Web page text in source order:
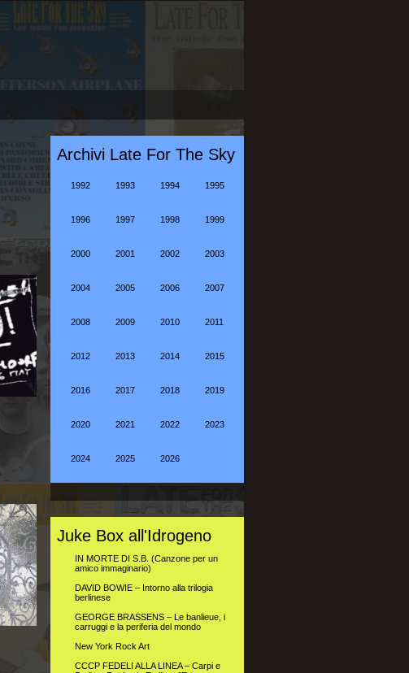
Archivi Late For The Sky
1992 1993 1994 1995
1996 1997 1998 1999
2000 2001 2002 2003
2004 2005 2006 2007
2008 2009 2010 2011
2012 2013 2014 2015
2016 2017 2018 2019
2020 2021 2022 2023
2024 2025 2026
Juke Box all'Idrogeno
IN MORTE DI S.B. (Canzone per un
amico immaginario)
DAVID BOWIE – Intorno alla trilogia
berlinese
GEORGE BRASSENS – Le banlieue, i
carruggi e la periferia del mondo
New York Rock Art
CCCP FEDELI ALLA LINEA – Carpi e